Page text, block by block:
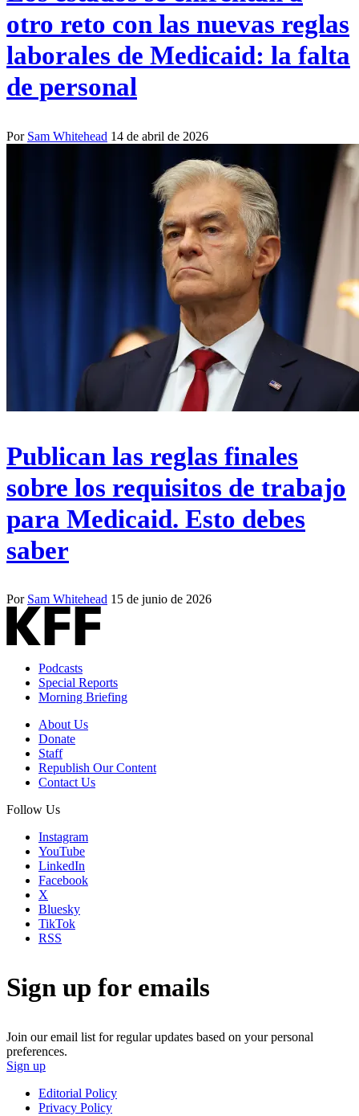
otro reto con las nuevas reglas
laborales de Medicaid: la falta
de personal
Por Sam Whitehead 14 de abril de 2026
Publican las reglas finales
sobre los requisitos de trabajo
para Medicaid. Esto debes
saber
Por Sam Whitehead 15 de junio de 2026
Podcasts
Special Reports
Morning Briefing
About Us
Donate
Staff
Republish Our Content
Contact Us
Follow Us
Instagram
YouTube
LinkedIn
Facebook
X
Bluesky
TikTok
RSS
Sign up for emails
Join our email list for regular updates based on your personal
preferences.
Sign up
Editorial Policy
Privacy Policy